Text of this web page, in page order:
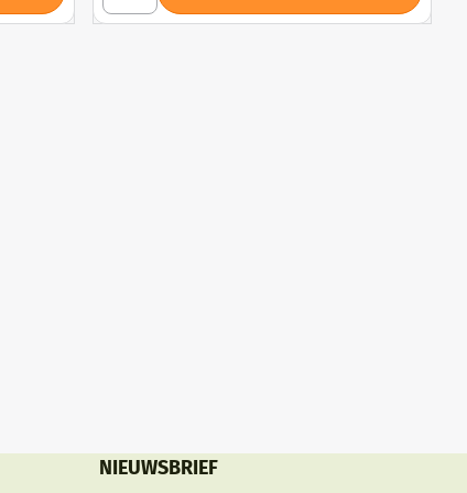
NIEUWSBRIEF